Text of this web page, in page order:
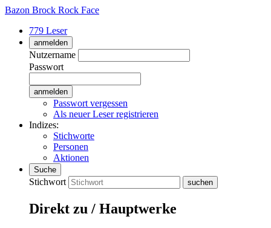
Bazon Brock Rock Face
779 Leser
anmelden
Nutzername
Passwort
Passwort vergessen
Als neuer Leser registrieren
Indizes:
Stichworte
Personen
Aktionen
Suche
Stichwort
Direkt zu / Hauptwerke